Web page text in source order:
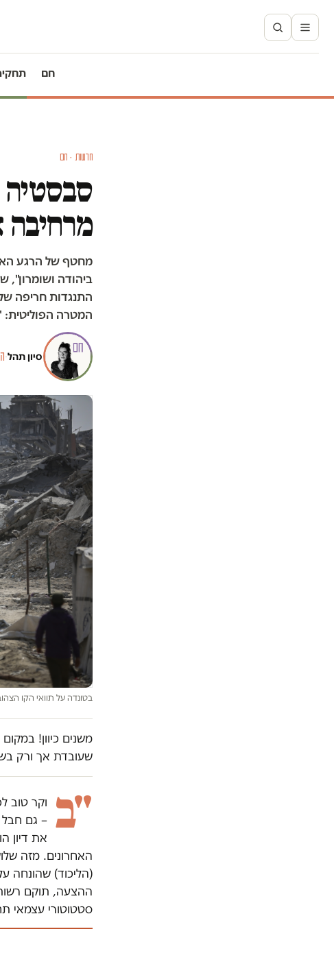
חם
חדשות · חם
סבסטיה
מרחיבה
מחטף של הרגע
ביהודה
התנגדות חריפה
המטרה הפוליטית:
סיון תהל·
בטונדה על תוואי הקו
משנים כיוון!
שעובדת אך ורק
"ב וקר טוב
– גם חבל
את דיון
האחרונים. מזה
ההצעה, תוקם רשות
סטטוטורי עצמאי